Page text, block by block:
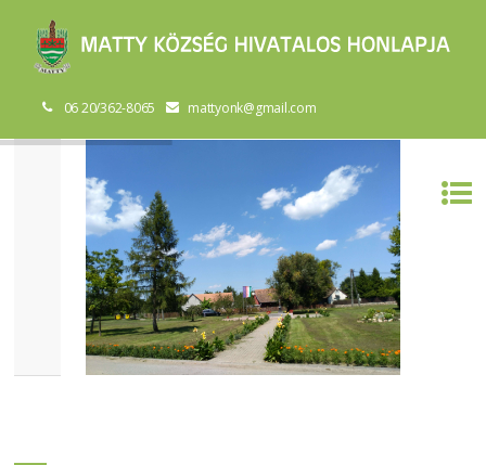
06 20/362-8065 mattyonk@gmail.com